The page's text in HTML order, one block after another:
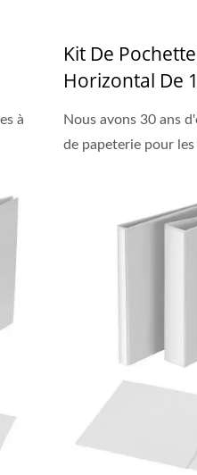
à
Kit De
Horizontal De
Nous avons 30 ans
de papeterie pour